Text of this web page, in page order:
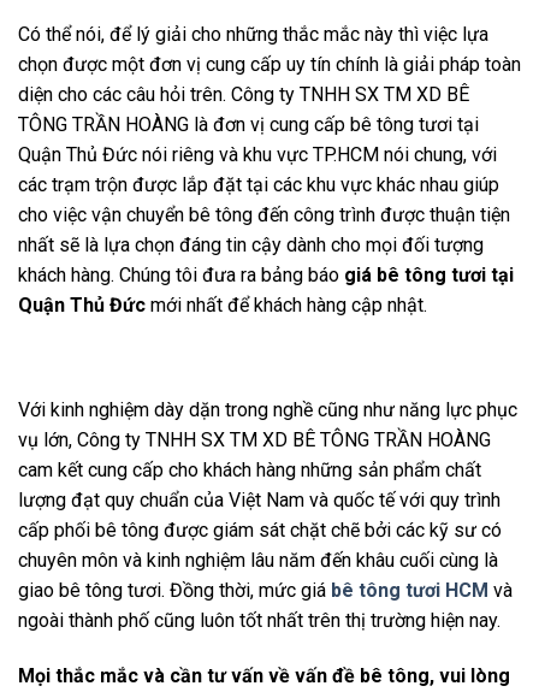
Có thể nói, để lý giải cho những thắc mắc này thì việc lựa
chọn được một đơn vị cung cấp uy tín chính là giải pháp toàn
diện cho các câu hỏi trên. Công ty TNHH SX TM XD BÊ
TÔNG TRẦN HOÀNG là đơn vị cung cấp bê tông tươi tại
Quận Thủ Đức nói riêng và khu vực TP.HCM nói chung, với
các trạm trộn được lắp đặt tại các khu vực khác nhau giúp
cho việc vận chuyển bê tông đến công trình được thuận tiện
nhất sẽ là lựa chọn đáng tin cậy dành cho mọi đối tượng
khách hàng. Chúng tôi đưa ra bảng báo giá bê tông tươi tại
Quận Thủ Đức mới nhất để khách hàng cập nhật.
Với kinh nghiệm dày dặn trong nghề cũng như năng lực phục
vụ lớn, Công ty TNHH SX TM XD BÊ TÔNG TRẦN HOÀNG
cam kết cung cấp cho khách hàng những sản phẩm chất
lượng đạt quy chuẩn của Việt Nam và quốc tế với quy trình
cấp phối bê tông được giám sát chặt chẽ bởi các kỹ sư có
chuyên môn và kinh nghiệm lâu năm đến khâu cuối cùng là
giao bê tông tươi. Đồng thời, mức giá bê tông tươi HCM và
ngoài thành phố cũng luôn tốt nhất trên thị trường hiện nay.
Mọi thắc mắc và cần tư vấn về vấn đề bê tông, vui lòng